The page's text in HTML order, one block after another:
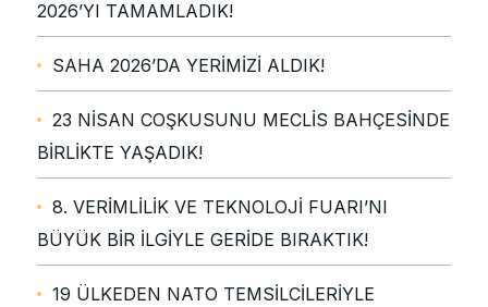
2026’YI TAMAMLADIK!
SAHA 2026’DA YERİMİZİ ALDIK!
23 NİSAN COŞKUSUNU MECLİS BAHÇESİNDE
BİRLİKTE YAŞADIK!
8. VERİMLİLİK VE TEKNOLOJİ FUARI’NI
BÜYÜK BİR İLGİYLE GERİDE BIRAKTIK!
19 ÜLKEDEN NATO TEMSİLCİLERİYLE